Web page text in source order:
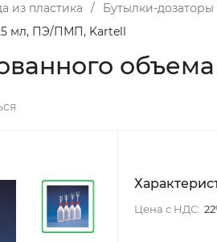
из пластика /
Бутылки-
мл, ПЭ/ПМП, Kartell
Цена с НДС: